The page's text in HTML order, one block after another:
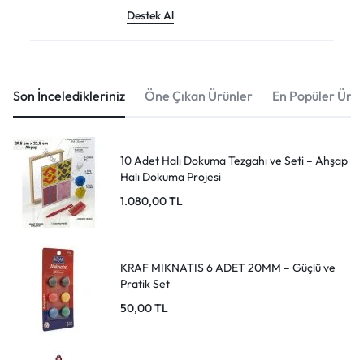
Destek Al
Son İnceledikleriniz Öne Çıkan Ürünler En Popüler
10 Adet Halı Dokuma Tezgahı ve Seti – Ahşap
Halı Dokuma Projesi
1.080,00TL
KRAF MIKNATIS 6 ADET 20MM – Güçlü ve
Pratik Set
50,00TL